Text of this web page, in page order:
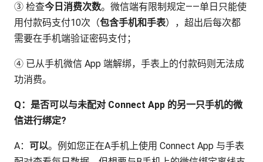
③ 检查今日消费次数。微信端有限制规定——单日只能使
用付款码支付10次（包含手机和手表），超出后每次都
需要在手机端验证密码支付；
④ 已从手机微信 App 端解绑，手表上的付款码则无法成
功消费。
Q：是否可以与未配对 Connect App 的另一只手机的微
信进行绑定?
A： 可以。例如您正在A手机上使用 Connect App 与手表